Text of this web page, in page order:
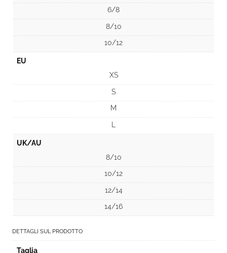
6/8
8/10
10/12
EU
XS
S
M
UK/AU
8/10
10/12
12/14
14/16
DETTAGLI SUL PRODOTTO
Taglia